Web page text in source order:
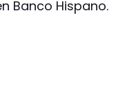
Banco Hispano.